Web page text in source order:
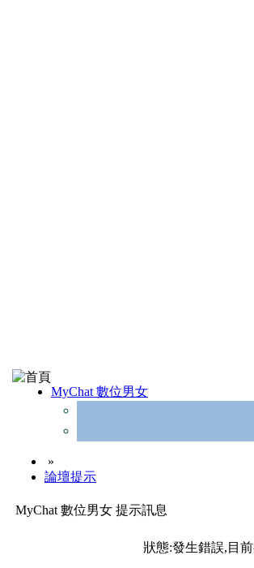
MyChat 數位男女
»
論壇提示
MyChat 數位男女 提示訊息
狀態:發生錯誤,目